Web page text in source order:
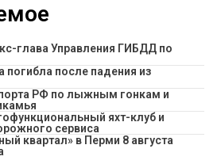
глава Управления ГИБДД по
после падения из
РФ по лыжным гонкам и
яхт-клуб и
сервиса
квартал» в Перми 8 августа